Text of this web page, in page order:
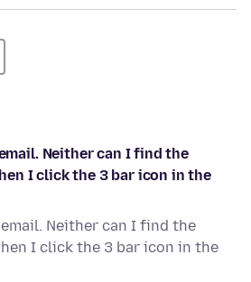
Neither can I find the
I click the 3 bar icon in the
Neither can I find the
I click the 3 bar icon in the